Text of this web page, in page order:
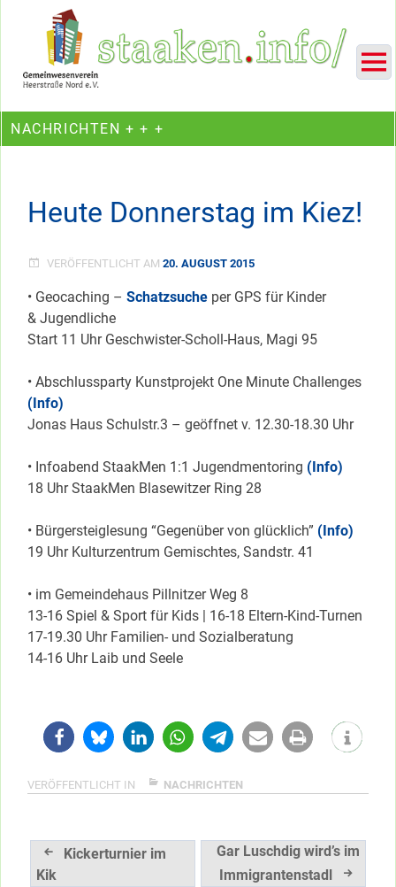
Ein Projekt des Gemeinwesenvereins Heerstraße Nord
NACHRICHTEN + + +
Heute Donnerstag im Kiez!
VERÖFFENTLICHT AM 20. AUGUST 2015
• Geocaching – Schatzsuche per GPS für Kinder
& Jugendliche
Start 11 Uhr Geschwister-Scholl-Haus, Magi 95
• Abschlussparty Kunstprojekt One Minute Challenges
(Info)
Jonas Haus Schulstr.3 – geöffnet v. 12.30-18.30 Uhr
• Infoabend StaakMen 1:1 Jugendmentoring (Info)
18 Uhr StaakMen Blasewitzer Ring 28
• Bürgersteiglesung “Gegenüber von glücklich” (Info)
19 Uhr Kulturzentrum Gemischtes, Sandstr. 41
• im Gemeindehaus Pillnitzer Weg 8
13-16 Spiel & Sport für Kids | 16-18 Eltern-Kind-Turnen
17-19.30 Uhr Familien- und Sozialberatung
14-16 Uhr Laib und Seele
VERÖFFENTLICHT IN NACHRICHTEN
Beitragsnavigation
Kickerturnier im
Kik
Gar Luschdig wird’s im
Immigrantenstadl